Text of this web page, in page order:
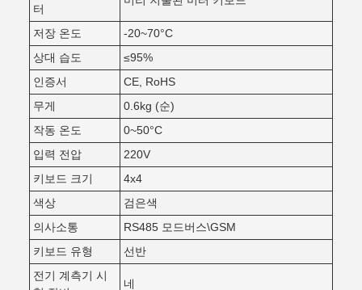
터
저장 온도
-20~70°C
상대 습도
≤95%
인증서
CE, RoHS
무게
0.6kg (순)
작동 온도
0~50°C
입력 전압
220V
키보드 크기
4x4
색상
검은색
의사소통
RS485 모드버스\GSM
키보드 유형
선반
전기 계측기 시
네